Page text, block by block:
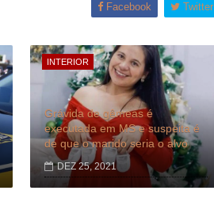
Facebook Twitter
INTERIOR
Grávida de gêmeas é
executada em MS e suspeita é
de que o marido seria o alvo
DEZ 25, 2021